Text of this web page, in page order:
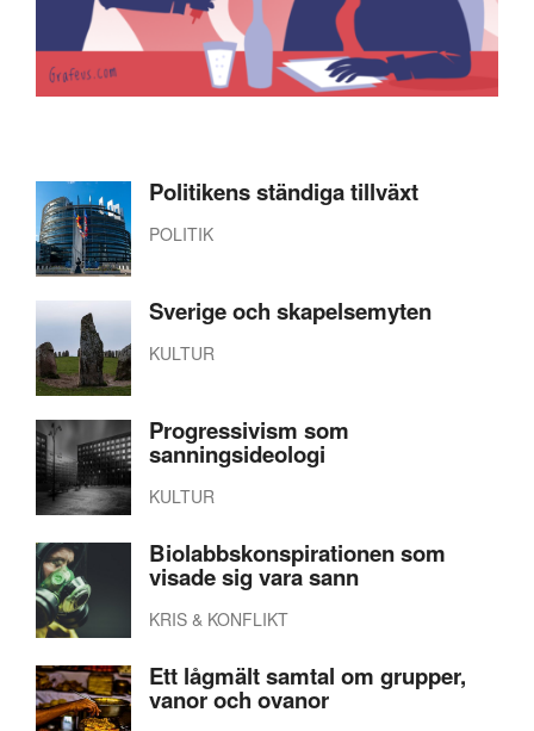
Politikens ständiga tillväxt
POLITIK
Sverige och skapelsemyten
KULTUR
Progressivism som
sanningsideologi
KULTUR
Biolabbskonspirationen som
visade sig vara sann
KRIS & KONFLIKT
Ett lågmält samtal om grupper,
vanor och ovanor